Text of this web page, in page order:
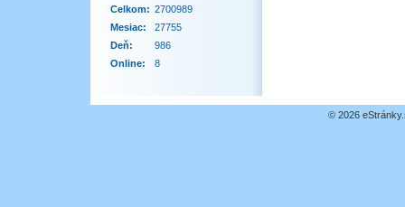
Online: 8
Celkom: 2700989
Mesiac:
27755
Deň:
986
© 2026